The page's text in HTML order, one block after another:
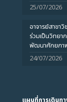
25/07/2026
อาจารย์สาขา
ร่วมเป็นวิทยา
พัฒนาศักยภาพ
24/07/2026
แผนที่การเดินท